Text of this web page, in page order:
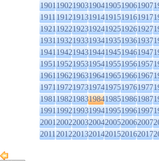
1901190219031904190519061907
1911191219131914191519161917
1921192219231924192519261927
1931193219331934193519361937
1941194219431944194519461947
1951195219531954195519561957
1961196219631964196519661967
1971197219731974197519761977
1981198219831984198519861987
1991199219931994199519961997
2001200220032004200520062007
2011201220132014201520162017